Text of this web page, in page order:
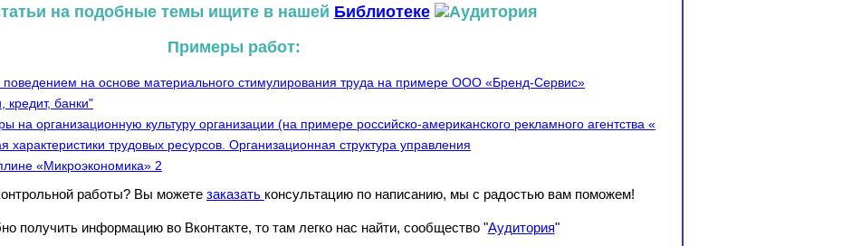
на подобные темы ищите в нашей Библиотеке
Примеры работ:
на основе материального стимулирования труда на примере ООО «Бренд-Сервис»
кредит, банки"
на организационную культуру организации (на примере российско-американского рекламного агентства «
характеристики трудовых ресурсов. Организационная структура управления
«Микроэкономика» 2
работы? Вы можете заказать консультацию по написанию, мы с радостью вам поможем!
получить информацию во Вконтакте, то там легко нас найти, сообщество "Аудитория"